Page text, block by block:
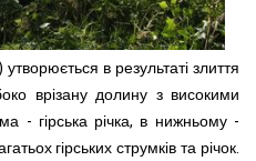
в результаті злиття
врізану долину з високими
- гірська річка, в нижньому -
гірських струмків та річок.